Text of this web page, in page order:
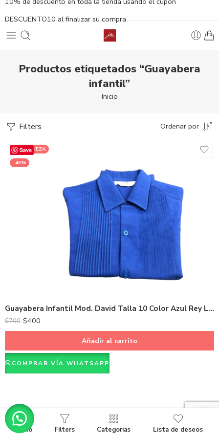
DESCUENTO10 al finalizar su compra
Productos etiquetados “Guayabera
infantil”
Inicio
Filters Ordenar por
Save
ÚNICA PIEZA
-43%
Guayabera Infantil Mod. David Talla 10 Color Azul Rey Lino con Algodón
$700 $400
Añadir al carrito
COMPRAR VÍA WHATSAPP
Inicio Filters Categorias Lista de deseos